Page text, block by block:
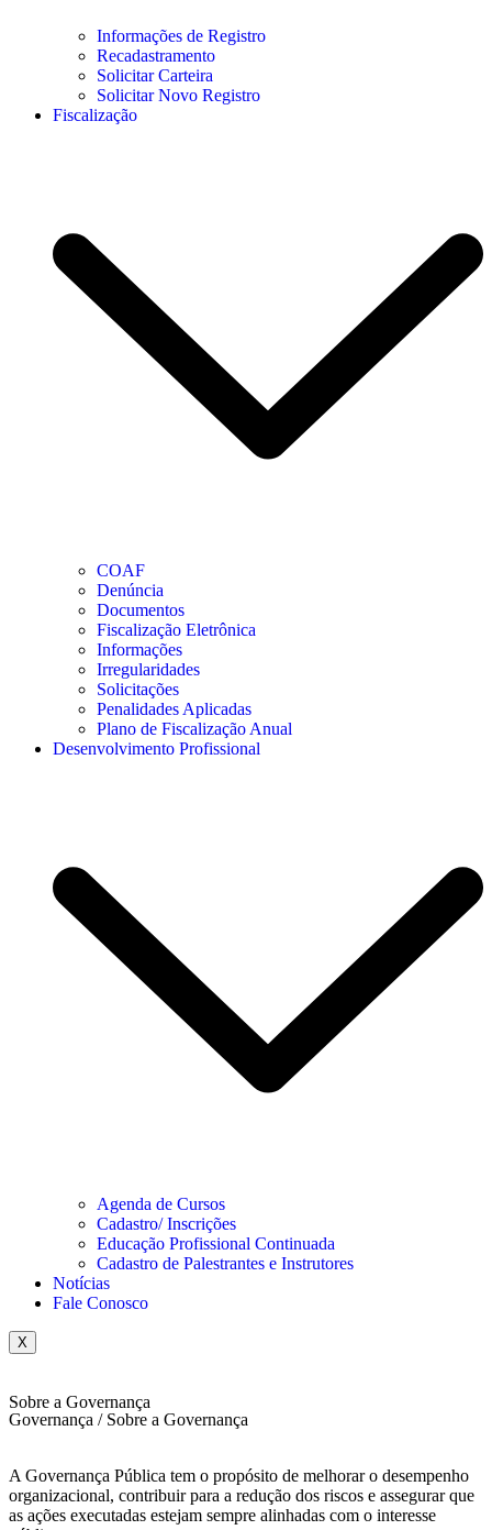
Informações de Registro
Recadastramento
Solicitar Carteira
Solicitar Novo Registro
Fiscalização
COAF
Denúncia
Documentos
Fiscalização Eletrônica
Informações
Irregularidades
Solicitações
Penalidades Aplicadas
Plano de Fiscalização Anual
Desenvolvimento Profissional
Agenda de Cursos
Cadastro/ Inscrições
Educação Profissional Continuada
Cadastro de Palestrantes e Instrutores
Notícias
Fale Conosco
X
Sobre a Governança
Governança / Sobre a Governança
A Governança Pública tem o propósito de melhorar o desempenho
organizacional, contribuir para a redução dos riscos e assegurar que
as ações executadas estejam sempre alinhadas com o interesse